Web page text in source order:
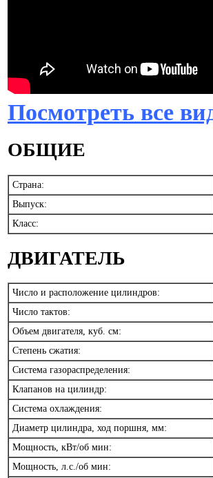
Посмотреть все
ОБЩИЕ
Страна:
Выпуск:
Класс:
ДВИГАТЕЛЬ
Число и расположение цилиндров:
Число тактов:
Объем двигателя, куб. см:
Степень сжатия:
Система газораспределения:
Клапанов на цилиндр:
Система охлаждения:
Диаметр цилиндра, ход поршня, мм:
Мощность, кВт/об мин:
Мощность, л.с./об мин: